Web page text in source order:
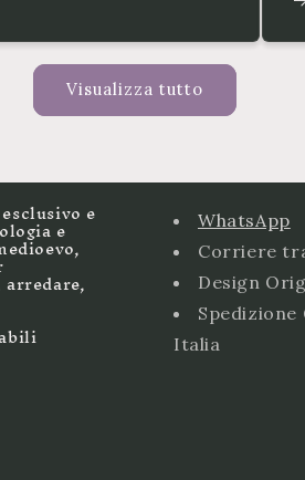
Visualizza tutto
e
e
WhatsApp
Corriere
Design
Italia